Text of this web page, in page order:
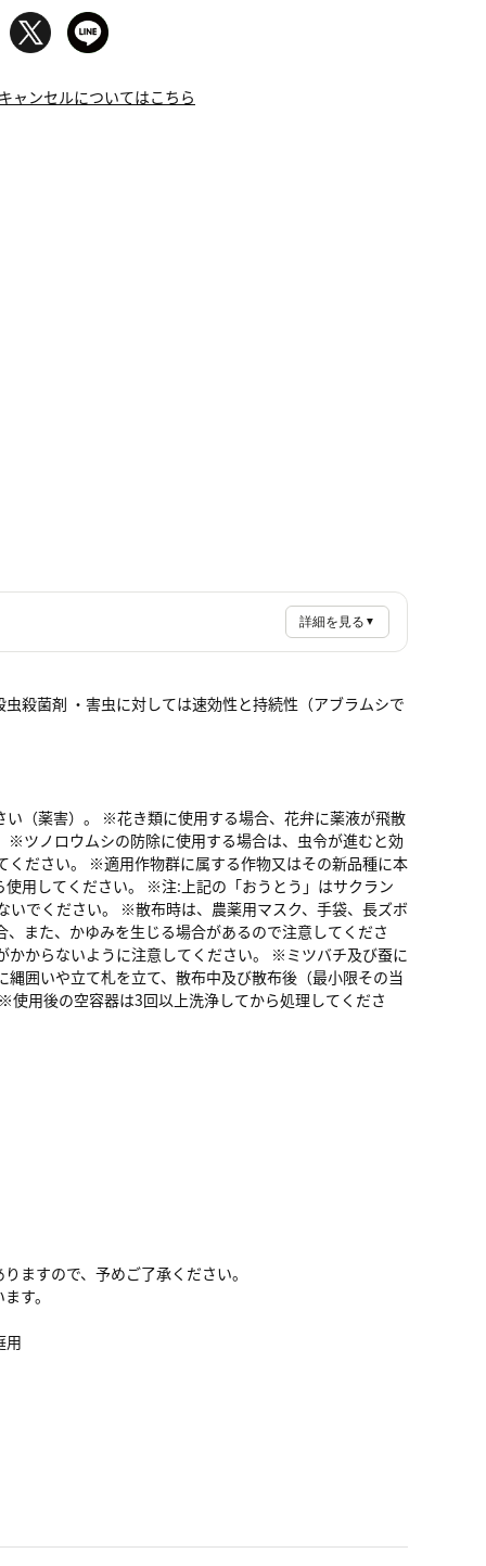
ャンセルについてはこちら
詳細を見る ▼
殺菌剤 ・害虫に対しては速効性と持続性（アブラムシで
（薬害）。 ※花き類に使用する場合、花弁に薬液が飛散
ツノロウムシの防除に使用する場合は、虫令が進むと効
ださい。 ※適用作物群に属する作物又はその新品種に本
用してください。 ※注:上記の「おうとう」はサクラン
でください。 ※散布時は、農薬用マスク、手袋、長ズボ
また、かゆみを生じる場合があるので注意してくださ
からないように注意してください。 ※ミツバチ及び蚕に
囲いや立て札を立て、散布中及び散布後（最小限その当
用後の空容器は3回以上洗浄してから処理してくださ
ますので、予めご了承ください。
す。
用